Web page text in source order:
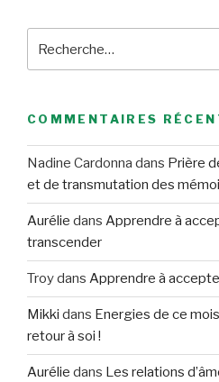
COMMENTAIRES
Nadine Cardonna dans Prière
et de transmutation des
Aurélie dans Apprendre à
transcender
Troydans Apprendre à
Mikki dans Energies de ce
retour à soi !
Aurélie dans Les relations